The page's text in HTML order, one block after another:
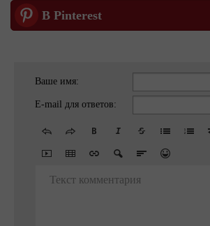
В Pinterest
Ваше имя:
E-mail для ответов:
Текст комментария